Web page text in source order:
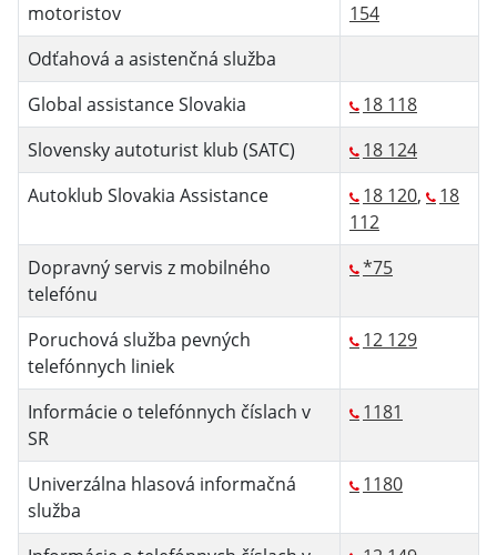
motoristov
154
Odťahová a asistenčná služba
Global assistance Slovakia
18 118
Slovensky autoturist klub (SATC)
18 124
Autoklub Slovakia Assistance
18 120,
18
112
Dopravný servis z mobilného
telefónu
*75
Poruchová služba pevných
telefónnych liniek
12 129
Informácie o telefónnych číslach v
SR
1181
Univerzálna hlasová informačná
služba
1180